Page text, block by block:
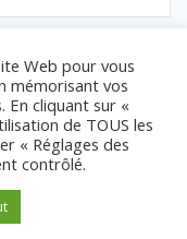
Built using WordPress
Web pour vous
mémorisant vos
En cliquant sur «
de TOUS les
« Réglages des
contrôlé.